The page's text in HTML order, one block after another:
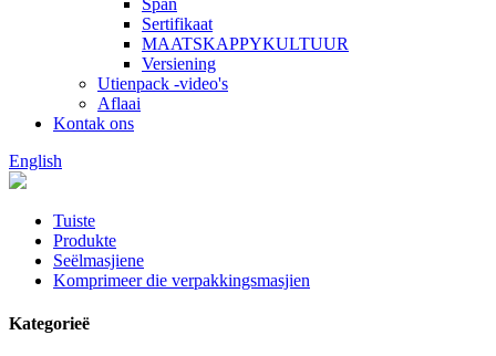
Span
Sertifikaat
MAATSKAPPYKULTUUR
Versiening
Utienpack -video's
Aflaai
Kontak ons
English
Tuiste
Produkte
Seëlmasjiene
Komprimeer die verpakkingsmasjien
Kategorieë